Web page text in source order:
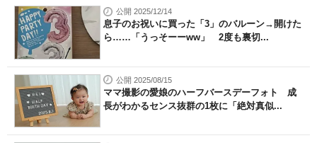
公開 2025/12/14
息子のお祝いに買った「3」のバルーン→開けた
ら……「うっそーーww」 2度も裏切...
公開 2025/08/15
ママ撮影の愛娘のハーフバースデーフォト 成
長がわかるセンス抜群の1枚に「絶対真似...